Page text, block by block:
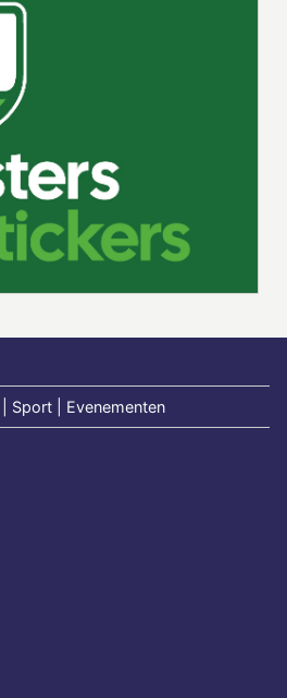
Sport | Evenementen